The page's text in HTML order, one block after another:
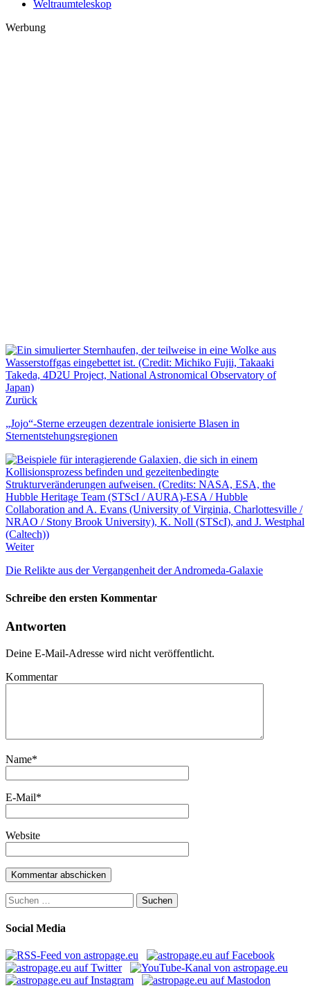
Weltraumteleskop
Werbung
Zurück
„Jojo“-Sterne erzeugen dezentrale ionisierte Blasen in
Sternentstehungsregionen
Weiter
Die Relikte aus der Vergangenheit der Andromeda-Galaxie
Schreibe den ersten Kommentar
Antworten
Deine E-Mail-Adresse wird nicht veröffentlicht.
Kommentar
Name*
E-Mail*
Website
Suchen
nach:
Social Media